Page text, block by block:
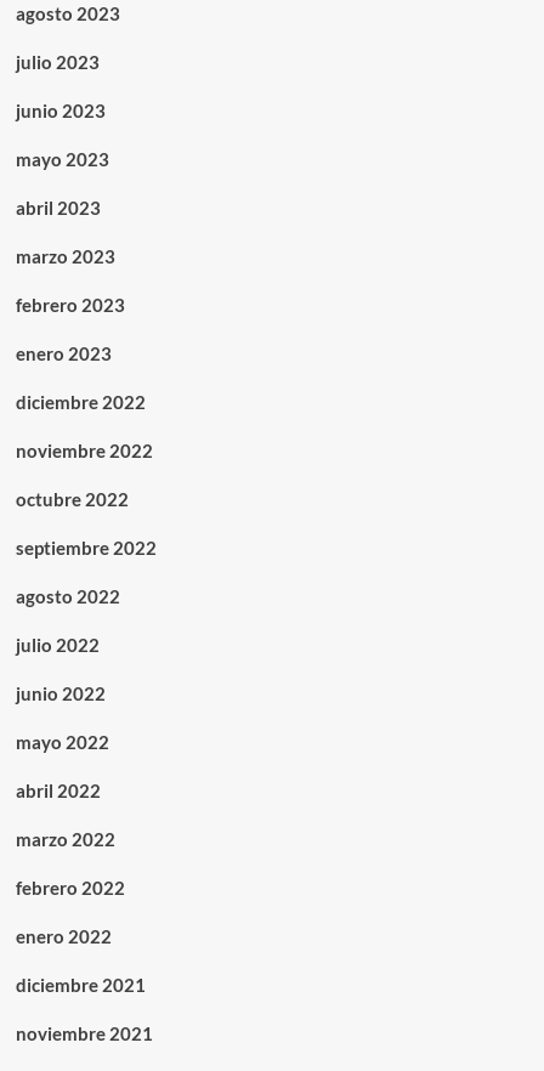
agosto 2023
julio 2023
junio 2023
mayo 2023
abril 2023
marzo 2023
febrero 2023
enero 2023
diciembre 2022
noviembre 2022
octubre 2022
septiembre 2022
agosto 2022
julio 2022
junio 2022
mayo 2022
abril 2022
marzo 2022
febrero 2022
enero 2022
diciembre 2021
noviembre 2021